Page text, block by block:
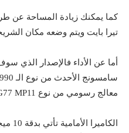
تيرا بايت ويتم وضعه مكان
أما عن الأداء فالإصدار الذي
معالج رسومي من نوع Mali-G77 MP11 .